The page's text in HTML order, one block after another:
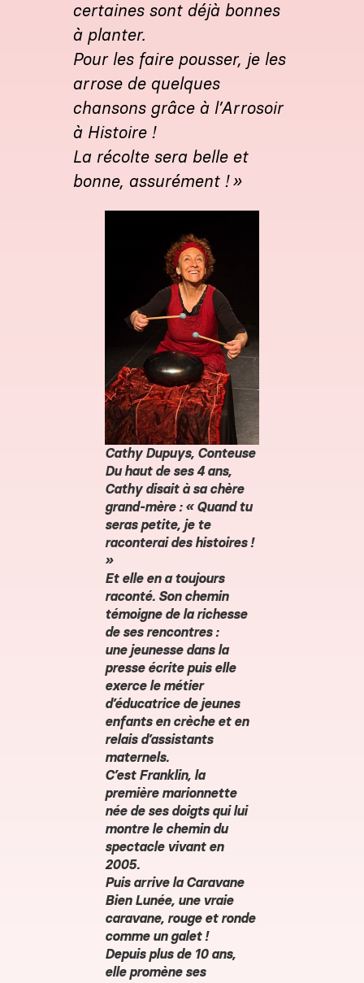
certaines sont déjà bonnes
à planter.
Pour les faire pousser, je les
arrose de quelques
chansons grâce à l’Arrosoir
à Histoire !
La récolte sera belle et
bonne, assurément ! »
Cathy Dupuys, Conteuse
Du haut de ses 4 ans,
Cathy disait à sa chère
grand-mère : « Quand tu
seras petite, je te
raconterai des histoires !
»
Et elle en a toujours
raconté. Son chemin
témoigne de la richesse
de ses rencontres :
une jeunesse dans la
presse écrite puis elle
exerce le métier
d’éducatrice de jeunes
enfants en crèche et en
relais d’assistants
maternels.
C’est Franklin, la
première marionnette
née de ses doigts qui lui
montre le chemin du
spectacle vivant en
2005.
Puis arrive la Caravane
Bien Lunée, une vraie
caravane, rouge et ronde
comme un galet !
Depuis plus de 10 ans,
elle promène ses